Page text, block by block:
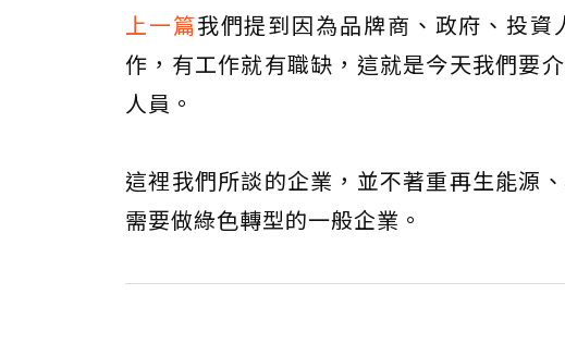
上一篇我們提到因為品牌商、政府、投
作，有工作就有職缺，這就是今天我們要
人員。
這裡我們所談的企業，並不著重再生能源
需要做綠色轉型的一般企業。